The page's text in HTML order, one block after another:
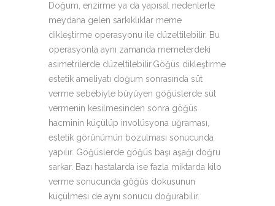
Doğum, enzirme ya da yapısal nedenlerle
meydana gelen sarkıklıklar meme
dikleştirme operasyonu ile düzeltilebilir. Bu
operasyonla aynı zamanda memelerdeki
asimetrilerde düzeltilebilir.Göğüs dikleştirme
estetik ameliyatı doğum sonrasında süt
verme sebebiyle büyüyen göğüslerde süt
vermenin kesilmesinden sonra göğüs
hacminin küçülüp involüsyona uğraması,
estetik görünümün bozulması sonucunda
yapılır. Göğüslerde göğüs başı aşağı doğru
sarkar. Bazı hastalarda ise fazla miktarda kilo
verme sonucunda göğüs dokusunun
küçülmesi de aynı sonucu doğurabilir.